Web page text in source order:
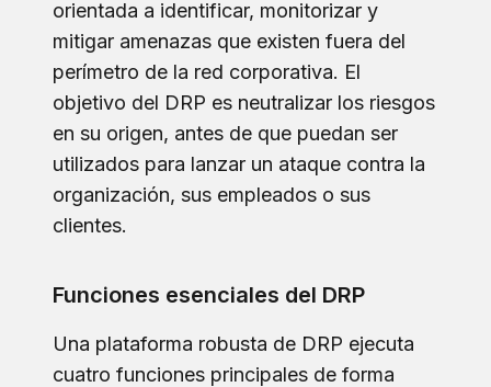
orientada a identificar, monitorizar y
mitigar amenazas que existen fuera del
perímetro de la red corporativa. El
objetivo del DRP es neutralizar los riesgos
en su origen, antes de que puedan ser
utilizados para lanzar un ataque contra la
organización, sus empleados o sus
clientes.
Funciones esenciales del DRP
Una plataforma robusta de DRP ejecuta
cuatro funciones principales de forma